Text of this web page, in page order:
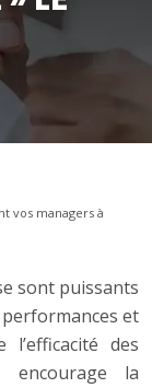
vos managers à
sont puissants
et
l’efficacité des
encourage la